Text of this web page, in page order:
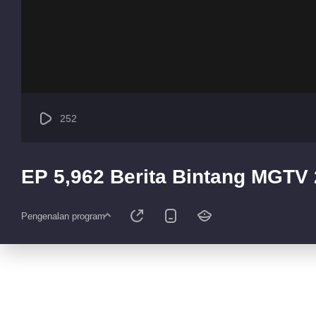
252
EP 5,962 Berita Bintang MGTV
Pengenalan program